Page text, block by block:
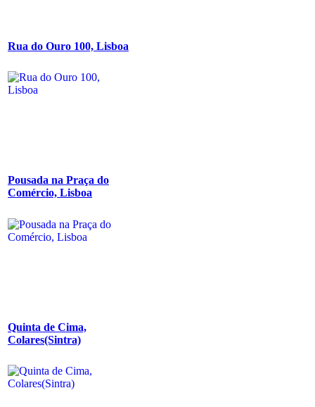
Rua do Ouro 100, Lisboa
Pousada na Praça do
Comércio, Lisboa
Quinta de Cima,
Colares(Sintra)